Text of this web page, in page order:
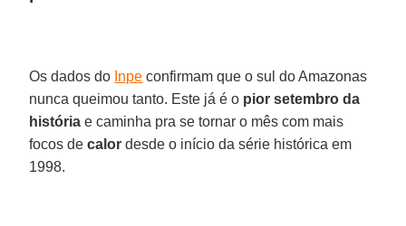
Os dados do Inpe confirmam que o sul do Amazonas
nunca queimou tanto. Este já é o pior setembro da
história e caminha pra se tornar o mês com mais
focos decalor desde o início da série histórica em
1998.